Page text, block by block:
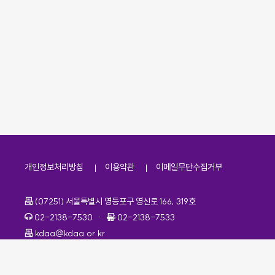
개인정보처리방침 이용약관 이메일무단수집거부
주소
(07251) 서울특별시 영등포구 영신로 166, 319호
전화번호
02-2138-7530 · 팩스번호
02-2138-7533
이메일
kdaa@kdaa.or.kr